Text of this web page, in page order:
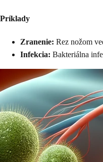
Príklady
Zranenie: Rez nožom
Infekcia: Bakteriálna